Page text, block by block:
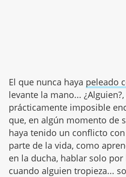
El que nunca haya peleado
levante la mano... ¿Alguien?,
prácticamente imposible
que, en algún momento de
haya tenido un conflicto
parte de la vida, como
en la ducha, hablar solo
cuando alguien tropieza...